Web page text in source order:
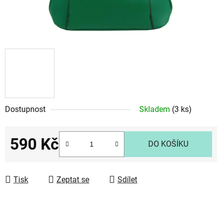
Dostupnost Skladem (3 ks)
590 Kč DO KOŠÍKU
Tisk Zeptat se Sdílet